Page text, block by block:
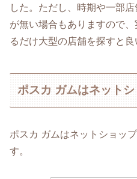
した。ただし、時期や一部
が無い場合もありますので
るだけ大型の店舗を探すと良
ポスカ ガムはネット
ポスカ ガムはネットショッ
す。